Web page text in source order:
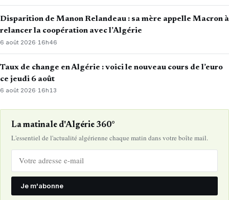
Disparition de Manon Relandeau : sa mère appelle Macron à
relancer la coopération avec l’Algérie
6 août 2026·16h46
Taux de change en Algérie : voici le nouveau cours de l’euro
ce jeudi 6 août
6 août 2026·16h13
La matinale d'Algérie 360°
L'essentiel de l'actualité algérienne chaque matin dans votre boîte mail.
Je m'abonne